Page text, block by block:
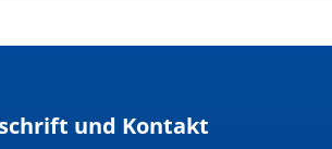
und Kontakt